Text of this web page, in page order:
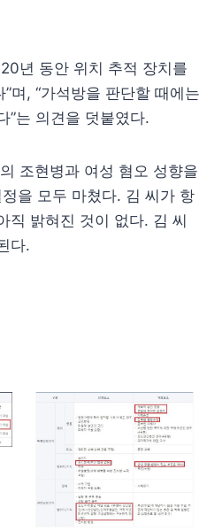
년 동안 위치 추적 장치를
며, “가석방을 판단할 때에는
”는 의견을 덧붙였다.
조현병과 여성 혐오 성향을
을 모두 마쳤다. 김 씨가 항
직 밝혀진 것이 없다. 김 씨
다.